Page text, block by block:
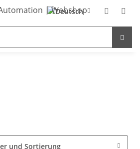
und Sortierung